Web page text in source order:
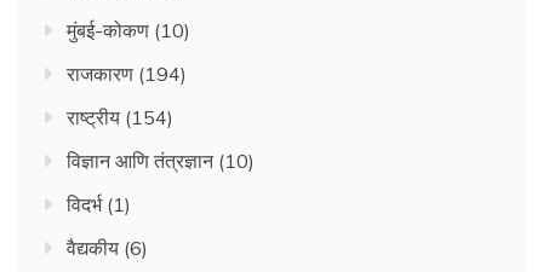
मुंबई-कोकण (10)
राजकारण (194)
राष्ट्रीय (154)
विज्ञान आणि तंत्रज्ञान(10)
विदर्भ(1)
वैद्यकीय (6)